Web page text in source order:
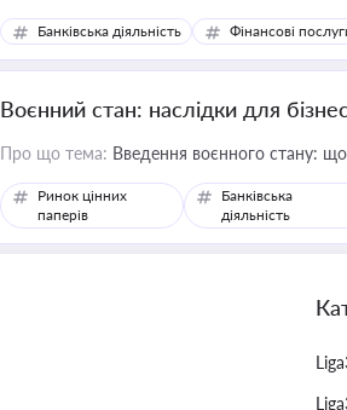
Банківська діяльність Фінансові
Воєнний стан: наслідки для
Про що тема: Введення воєнного стану: що
Ринок цінних
паперів
Банківська
діяльність